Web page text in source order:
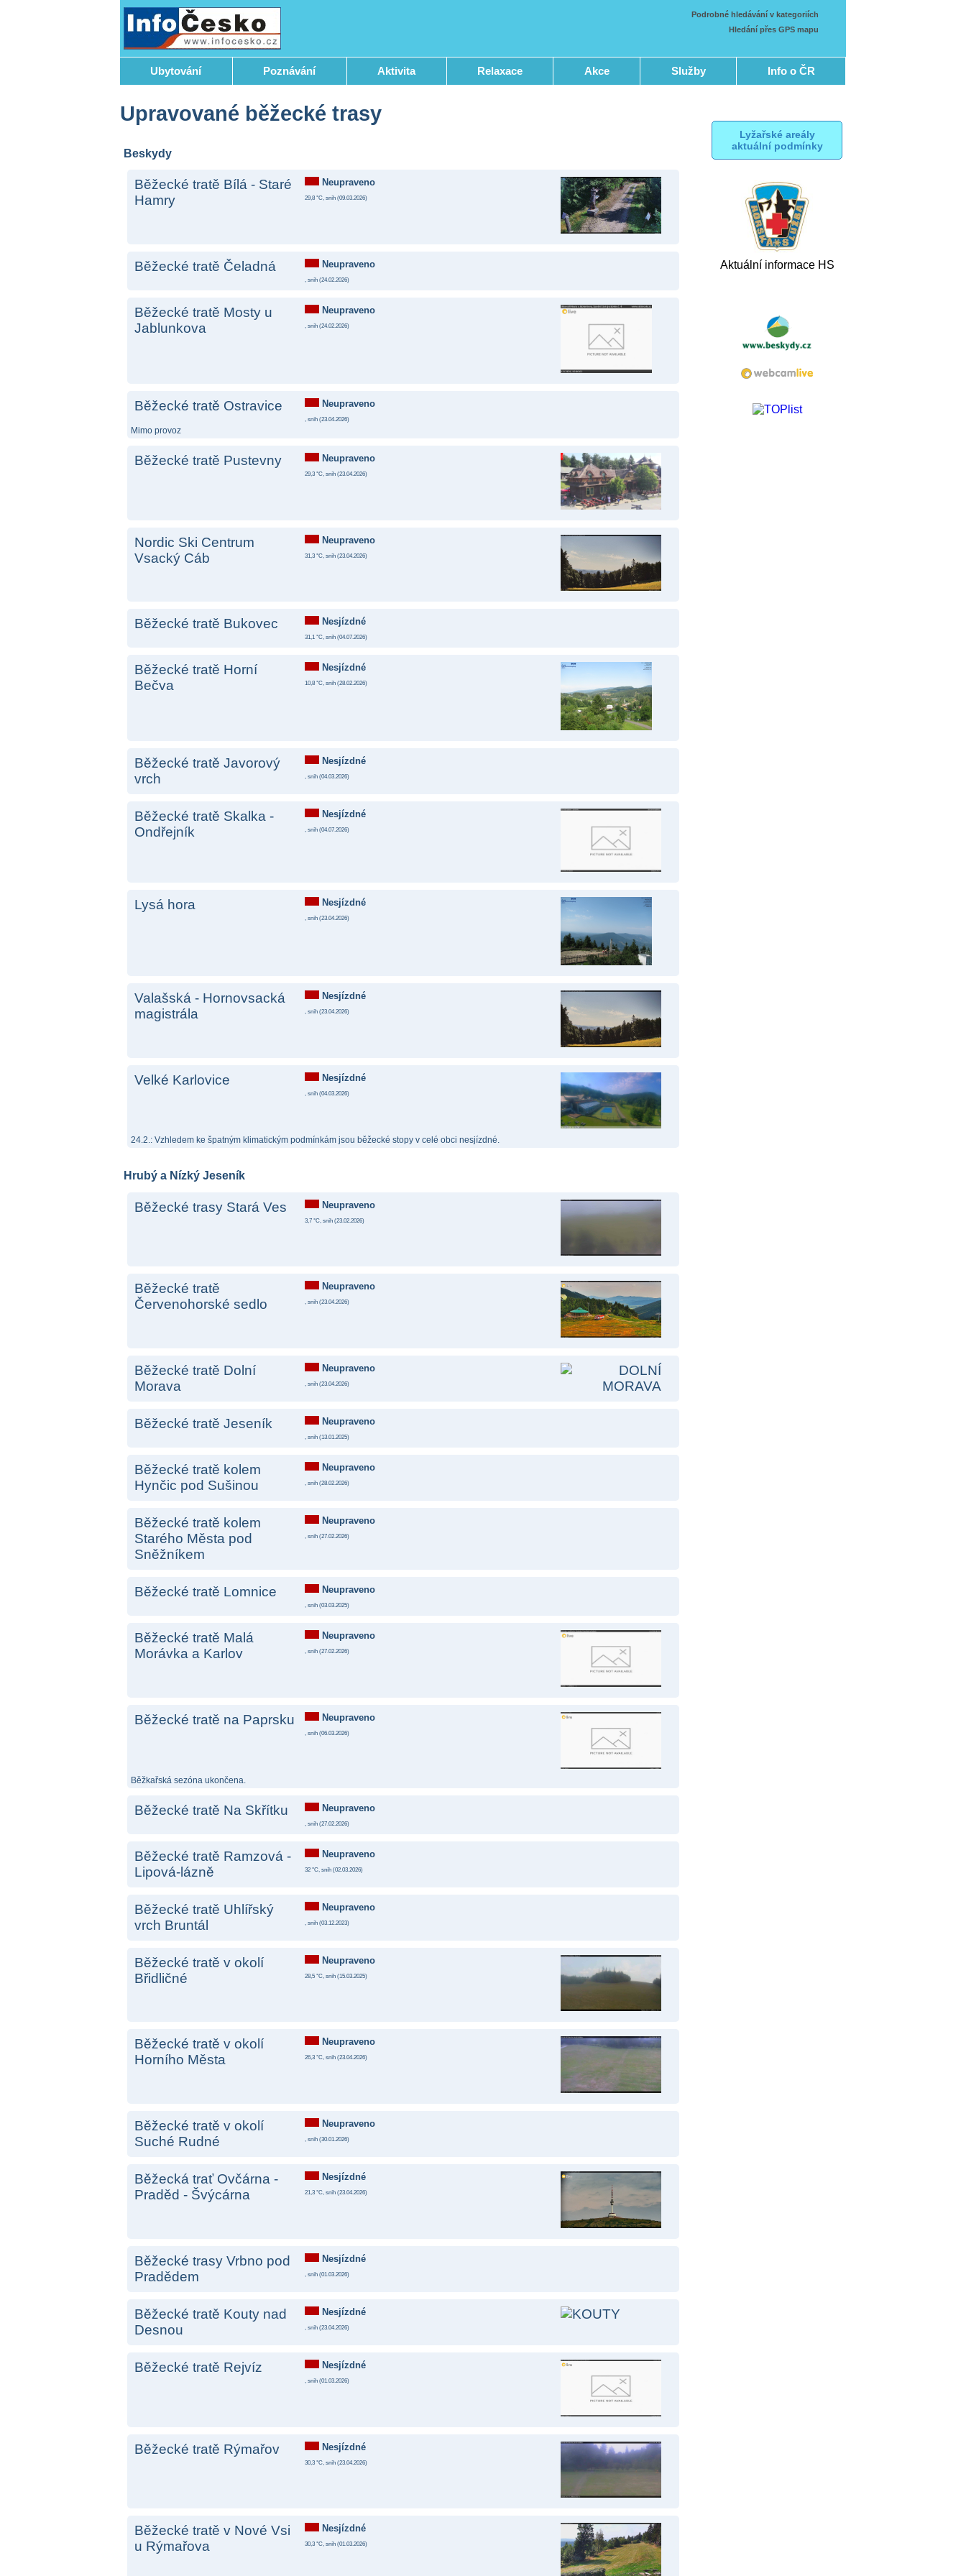
Podrobné hledávání v kategoriích
Hledání přes GPS mapu
Ubytování Poznávání Aktivita Relaxace Akce Služby Info o ČR
Upravované běžecké trasy
Beskydy
Běžecké tratě Bílá - Staré
Hamry
Neupraveno
29,8 °C, sníh (09.03.2026)
Běžecké tratě Čeladná Neupraveno
, sníh (24.02.2026)
Běžecké tratě Mosty u
Jablunkova
Neupraveno
, sníh (24.02.2026)
Běžecké tratě Ostravice Neupraveno
, sníh (23.04.2026)
Mimo provoz
Běžecké tratě Pustevny Neupraveno
29,3 °C, sníh (23.04.2026)
Nordic Ski Centrum
Vsacký Cáb
Neupraveno
31,3 °C, sníh (23.04.2026)
Běžecké tratě Bukovec Nesjízdné
31,1 °C, sníh (04.07.2026)
Běžecké tratě Horní
Bečva
Nesjízdné
10,8 °C, sníh (28.02.2026)
Běžecké tratě Javorový
vrch
Nesjízdné
, sníh (04.03.2026)
Běžecké tratě Skalka -
Ondřejník
Nesjízdné
, sníh (04.07.2026)
Lysá hora Nesjízdné
, sníh (23.04.2026)
Valašská - Hornovsacká
magistrála
Nesjízdné
, sníh (23.04.2026)
Velké Karlovice Nesjízdné
, sníh (04.03.2026)
24.2.: Vzhledem ke špatným klimatickým podmínkám jsou běžecké stopy v celé obci nesjízdné.
Hrubý a Nízký Jeseník
Běžecké trasy Stará Ves Neupraveno
3,7 °C, sníh (23.02.2026)
Běžecké tratě
Červenohorské sedlo
Neupraveno
, sníh (23.04.2026)
Běžecké tratě Dolní
Morava
Neupraveno
, sníh (23.04.2026)
Běžecké tratě Jeseník Neupraveno
, sníh (13.01.2025)
Běžecké tratě kolem
Hynčic pod Sušinou
Neupraveno
, sníh (28.02.2026)
Běžecké tratě kolem
Starého Města pod
Sněžníkem
Neupraveno
, sníh (27.02.2026)
Běžecké tratě Lomnice Neupraveno
, sníh (03.03.2025)
Běžecké tratě Malá
Morávka a Karlov
Neupraveno
, sníh (27.02.2026)
Běžecké tratě na Paprsku Neupraveno
, sníh (06.03.2026)
Běžkařská sezóna ukončena.
Běžecké tratě Na Skřítku Neupraveno
, sníh (27.02.2026)
Běžecké tratě Ramzová -
Lipová-lázně
Neupraveno
32 °C, sníh (02.03.2026)
Běžecké tratě Uhlířský
vrch Bruntál
Neupraveno
, sníh (03.12.2023)
Běžecké tratě v okolí
Břidličné
Neupraveno
28,5 °C, sníh (15.03.2025)
Běžecké tratě v okolí
Horního Města
Neupraveno
26,3 °C, sníh (23.04.2026)
Běžecké tratě v okolí
Suché Rudné
Neupraveno
, sníh (30.01.2026)
Běžecká trať Ovčárna -
Praděd - Švýcárna
Nesjízdné
21,3 °C, sníh (23.04.2026)
Běžecké trasy Vrbno pod
Pradědem
Nesjízdné
, sníh (01.03.2026)
Běžecké tratě Kouty nad
Desnou
Nesjízdné
, sníh (23.04.2026)
Běžecké tratě Rejvíz Nesjízdné
, sníh (01.03.2026)
Běžecké tratě Rýmařov Nesjízdné
30,3 °C, sníh (23.04.2026)
Běžecké tratě v Nové Vsi
u Rýmařova
Nesjízdné
30,3 °C, sníh (01.03.2026)
Lyžařské areály
aktuální podmínky
Aktuální informace HS